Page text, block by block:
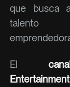
que busca
El
Entertainment